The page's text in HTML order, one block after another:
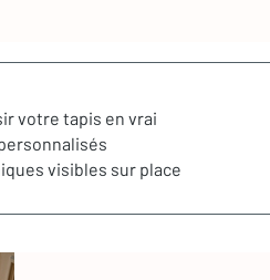
votre tapis en vrai
visibles sur place